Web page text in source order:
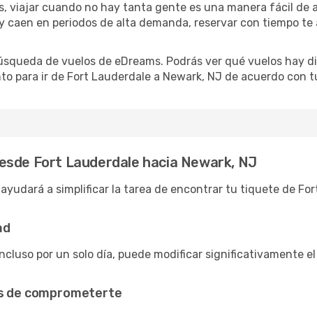
viajar cuando no hay tanta gente es una manera fácil de
en periodos de alta demanda, reservar con tiempo
de vuelos de eDreams. Podrás ver qué vuelos hay
para ir de Fort Lauderdale a Newark, NJ de acuerdo con
Fort Lauderdale hacia Newark, NJ
a simplificar la tarea de encontrar tu tiquete de
por un solo día, puede modificar significativamente
de comprometerte